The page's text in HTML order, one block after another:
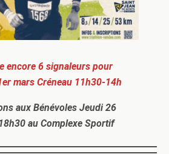
encore 6 signaleurs pour
mars Créneau 11h30-14h
aux Bénévoles Jeudi 26
au Complexe Sportif